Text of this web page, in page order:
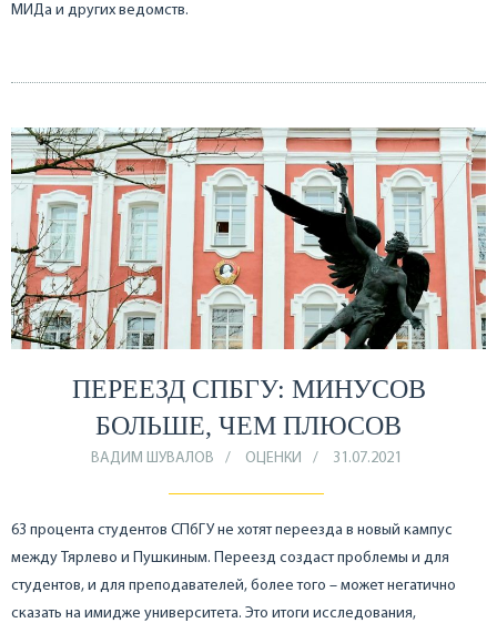
МИДа и других ведомств.
ПЕРЕЕЗД СПБГУ: МИНУСОВ
БОЛЬШЕ, ЧЕМ ПЛЮСОВ
ВАДИМ ШУВАЛОВ ОЦЕНКИ 31.07.2021
63 процента студентов СПбГУ не хотят переезда в новый кампус
между Тярлево и Пушкиным. Переезд создаст проблемы и для
студентов, и для преподавателей, более того – может негатично
сказать на имидже университета. Это итоги исследования,